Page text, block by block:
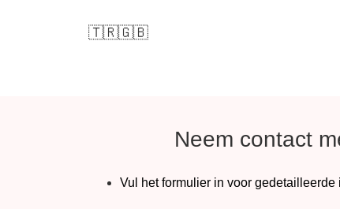
🇹🇷🇬🇧
Neem contact
Vul het formulier in voor gedetailleerde